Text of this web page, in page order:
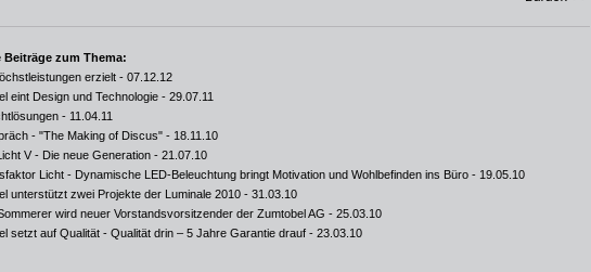
Beiträge zum Thema:
erzielt - 07.12.12
eint Design und Technologie - 29.07.11
- 11.04.11
- "The Making of Discus" - 18.11.10
V - Die neue Generation - 21.07.10
Licht - Dynamische LED-Beleuchtung bringt Motivation und Wohlbefinden ins Büro - 19.05.10
unterstützt zwei Projekte der Luminale 2010 - 31.03.10
wird neuer Vorstandsvorsitzender der Zumtobel AG - 25.03.10
setzt auf Qualität - Qualität drin – 5 Jahre Garantie drauf - 23.03.10